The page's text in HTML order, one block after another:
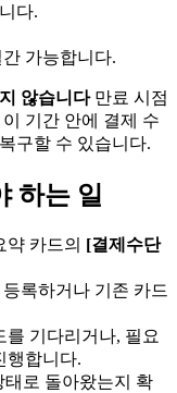
다.
가능합니다.
않습니다만료 시점
기간 안에 결제 수
구할 수 있습니다.
하는 일
약 카드의 [결제수단
록하거나 기존 카드
를 기다리거나, 필요
행합니다.
로 돌아왔는지 확